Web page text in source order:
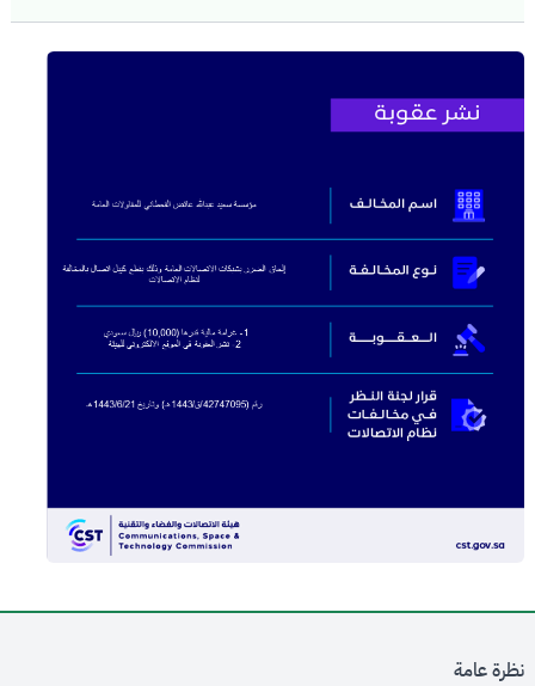
نظرة عامة